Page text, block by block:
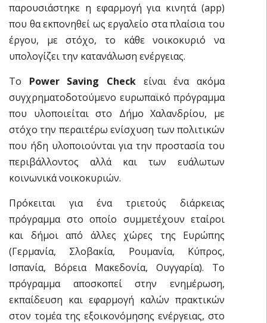
παρουσιάστηκε η εφαρμογή για κινητά (app)
που θα εκπονηθεί ως εργαλείο στα πλαίσια του
έργου, με στόχο, το κάθε νοικοκυριό να
υπολογίζει την κατανάλωση ενέργειας.
Το Power Saving Check είναι ένα ακόμα
συγχρηματοδοτούμενο ευρωπαϊκό πρόγραμμα
που υλοποιείται στο Δήμο Χαλανδρίου, με
στόχο την περαιτέρω ενίσχυση των πολιτικών
που ήδη υλοποιούνται για την προστασία του
περιβάλλοντος αλλά και των ευάλωτων
κοινωνικά νοικοκυριών.
Πρόκειται για ένα τριετούς διάρκειας
πρόγραμμα στο οποίο συμμετέχουν εταίροι
και δήμοι από άλλες χώρες της Ευρώπης
(Γερμανία, Σλοβακία, Ρουμανία, Κύπρος,
Ισπανία, Βόρεια Μακεδονία, Ουγγαρία). Το
πρόγραμμα αποσκοπεί στην ενημέρωση,
εκπαίδευση και εφαρμογή καλών πρακτικών
στον τομέα της εξοικονόμησης ενέργειας, στο